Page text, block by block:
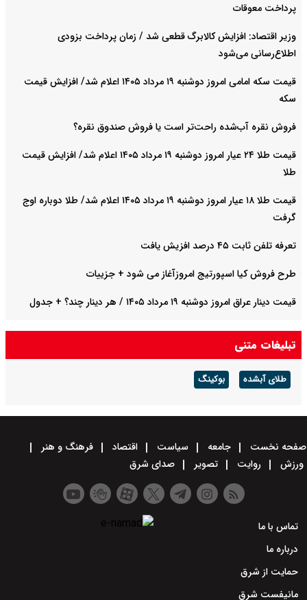
پرداخت معوقات
وزیر اقتصاد: افزایش کالابرگ قطعی شد / زمان پرداخت بزودی
اطلاع‌رسانی می‌شود
قیمت سکه امامی امروز دوشنبه ۱۹ مرداد ۱۴۰۵ اعلام شد/ افزایش قیمت
سکه
فروش نقره آب‌شده راحت‌تر است یا فروش صندوق نقره؟
قیمت طلا ۲۴ عیار امروز دوشنبه ۱۹ مرداد ۱۴۰۵ اعلام شد/ افزایش قیمت
طلا
قیمت طلا ۱۸ عیار امروز دوشنبه ۱۹ مرداد ۱۴۰۵ اعلام شد/ طلا دوباره اوج
گرفت
تعرفه تلفن ثابت ۴۵ درصد افزیش یافت
طرح فروش کیا اسپورتیج امروزآغاز می شود + جزییات
قیمت دینار عراق امروز دوشنبه ۱۹ مرداد ۱۴۰۵ / هر دینار چند؟ + جدول
قیمت دلار توافقی امروز دوشنبه ۱۹ مرداد ۱۴۰۵ اعلام شد/ دلار در قله
تاریخی
تبلیغات متنی
طلای آبشده بوکینگ
صفحه نخست جامعه سیاست اقتصاد
فرهنگ و هنر
ورزش
روایت تصویر صدای شرق
تماس با ما
درباره ما
حمایت از شرق
مانیفست شرق